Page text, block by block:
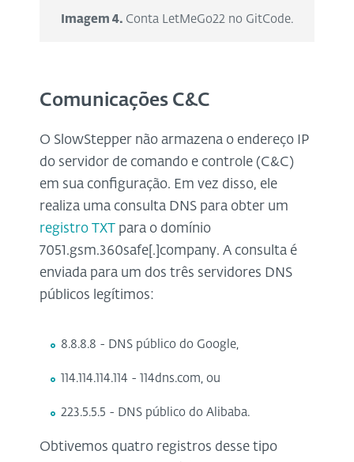
Imagem 4. Conta LetMeGo22 no GitCode.
Comunicações C&C
O SlowStepper não armazena o endereço IP
do servidor de comando e controle (C&C)
em sua configuração. Em vez disso, ele
realiza uma consulta DNS para obter um
registro TXT para o domínio
7051.gsm.360safe[.]company. A consulta é
enviada para um dos três servidores DNS
públicos legítimos:
8.8.8.8 - DNS público do Google,
114.114.114.114 - 114dns.com, ou
223.5.5.5 - DNS público do Alibaba.
Obtivemos quatro registros desse tipo